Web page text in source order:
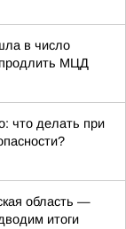
в число
продлить МЦД
что делать при
область —
итоги